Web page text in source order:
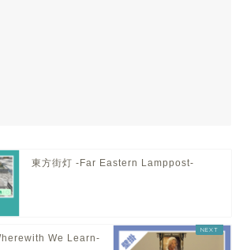
東方街灯 -Far Eastern Lamppost-
We Learn-